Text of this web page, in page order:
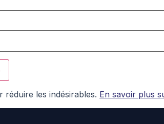
réduire les indésirables. En savoir plus